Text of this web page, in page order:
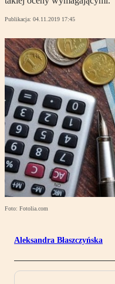
Publikacja: 04.11.2019 17:45
Foto: Fotolia.com
Aleksandra Błaszczyńska